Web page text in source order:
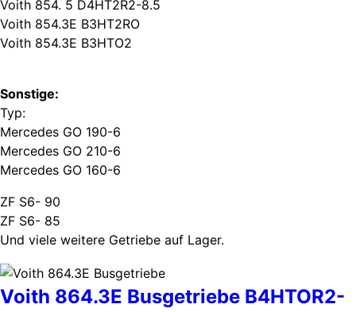
Voith 854. 5 D4HT2R2-8.5
Voith 854.3E B3HT2RO
Voith 854.3E B3HTO2
Sonstige:
Typ:
Mercedes GO 190-6
Mercedes GO 210-6
Mercedes GO 160-6
ZF S6- 90
ZF S6- 85
Und viele weitere Getriebe auf Lager.
Voith 864.3E Busgetriebe B4HTOR2-